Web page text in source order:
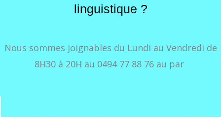
linguistique ?
Nous sommes joignables du Lundi au Vendredi de
8H30 à 20H au 0494 77 88 76 au par